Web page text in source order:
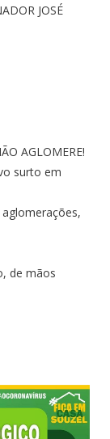
JOSÉ
AGLOMERE!
surto em
de mãos